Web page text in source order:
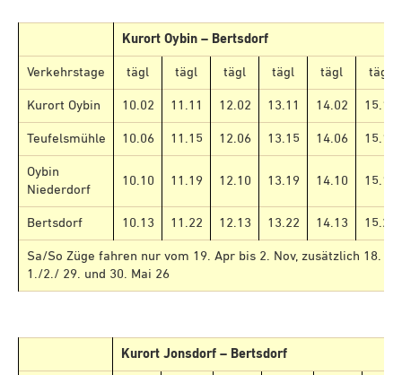
Kurort Oybin – Bertsdorf
Verkehrstage tägl tägl tägl tägl tägl tägl
Kurort Oybin 10.02 11.11 12.02 13.11 14.02 15.11
Teufelsmühle 10.06 11.15 12.06 13.15 14.06 15.15
Oybin
Niederdorf
10.10 11.19 12.10 13.19 14.10 15.19
Bertsdorf 10.13 11.22 12.13 13.22 14.13 15.22
Sa/So Züge fahren nur vom 19. Apr bis 2. Nov, zusätzlich 18.
1./2./ 29. und 30. Mai 26
Kurort Jonsdorf – Bertsdorf